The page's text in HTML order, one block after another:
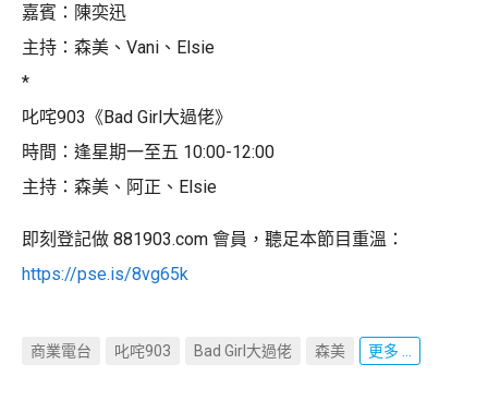
嘉賓：陳奕迅
主持：森美、Vani、Elsie
*
叱咤903《Bad Girl大過佬》
時間：逢星期一至五 10:00-12:00
主持：森美、阿正、Elsie
即刻登記做 881903.com 會員，聽足本節目重溫：
https://pse.is/8vg65k
商業電台 叱咤903 Bad Girl大過佬 森美 更多 ...